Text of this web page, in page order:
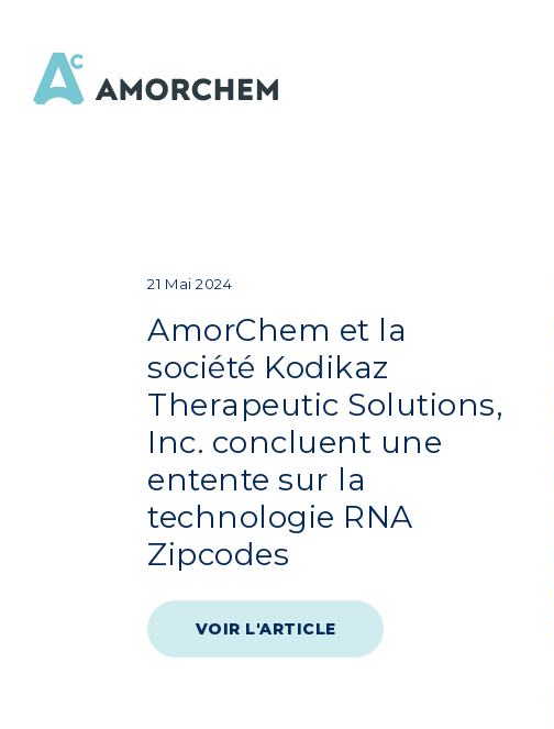
21 Mai 2024
AmorChem et la
société Kodikaz
Therapeutic Solutions,
Inc. concluent une
entente sur la
technologie RNA
Zipcodes
VOIR L'ARTICLE